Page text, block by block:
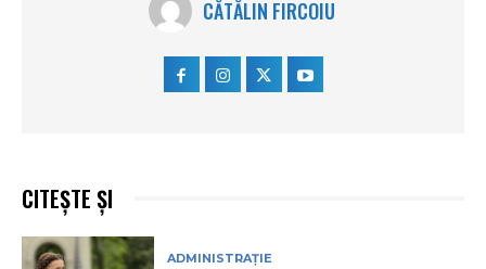
CĂTĂLIN FIRCOIU
CITEȘTE ȘI
ADMINISTRAȚIE